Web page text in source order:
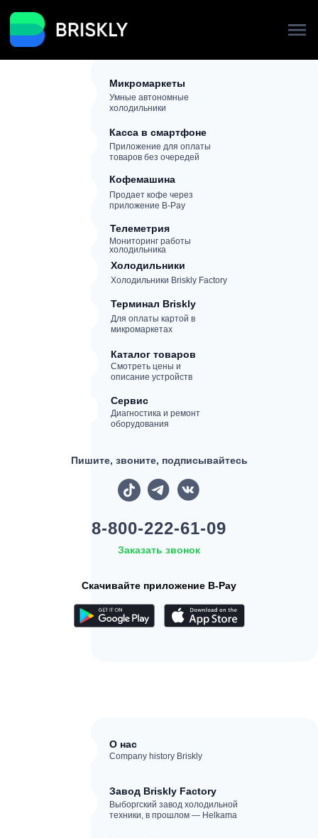
8-800-222-61-09
Скачивайте приложение B-Pay
Умные автономные
холодильники
Микромаркеты
Пишите, звоните, подписывайтесь
Заказать звонок
Приложение для оплаты
товаров без очередей
Касса в смартфоне
Продает кофе через
приложение B-Pay
Кофемашина
Мониторинг работы
холодильника
Телеметрия
Холодильники Briskly Factory
Холодильники
Для оплаты картой в
микромаркетах
Терминал Briskly
Смотреть цены и
описание устройств
Каталог товаров
Диагностика и ремонт
оборудования
Сервис
Company history Briskly
О нас
Выборгский завод холодильной
техники, в прошлом — Helkama
Завод Briskly Factory